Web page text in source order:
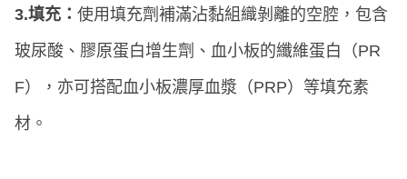
3.填充：使用填充劑補滿沾黏組織剝離的空腔，包含
玻尿酸、膠原蛋白增生劑、血小板的纖維蛋白（PR
F），亦可搭配血小板濃厚血漿（PRP）等填充素
材。